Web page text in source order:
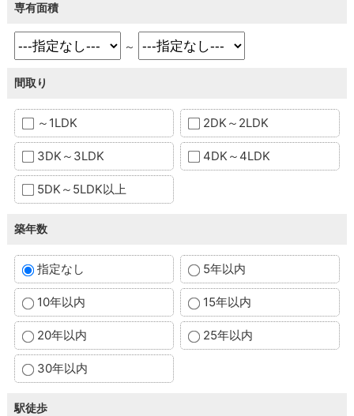
専有面積
～
間取り
～1LDK 2DK～2LDK
3DK～3LDK 4DK～4LDK
5DK～5LDK以上
築年数
指定なし 5年以内
10年以内 15年以内
20年以内 25年以内
30年以内
駅徒歩